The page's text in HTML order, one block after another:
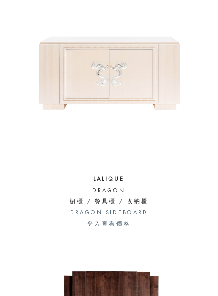
LALIQUE
DRAGON
櫥櫃 / 餐具櫃 / 收納櫃
DRAGON SIDEBOARD
登入查看價格